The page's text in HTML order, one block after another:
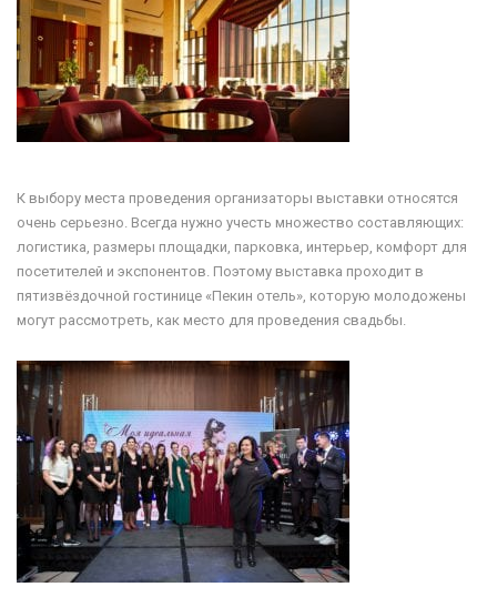
К выбору места проведения организаторы выставки относятся
очень серьезно. Всегда нужно учесть множество составляющих:
логистика, размеры площадки, парковка, интерьер, комфорт для
посетителей и экспонентов. Поэтому выставка проходит в
пятизвёздочной гостинице «Пекин отель», которую молодожены
могут рассмотреть, как место для проведения свадьбы.